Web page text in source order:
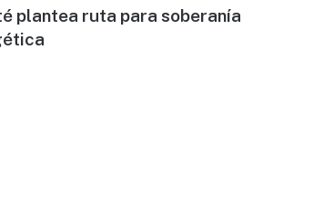
plantea ruta para soberanía